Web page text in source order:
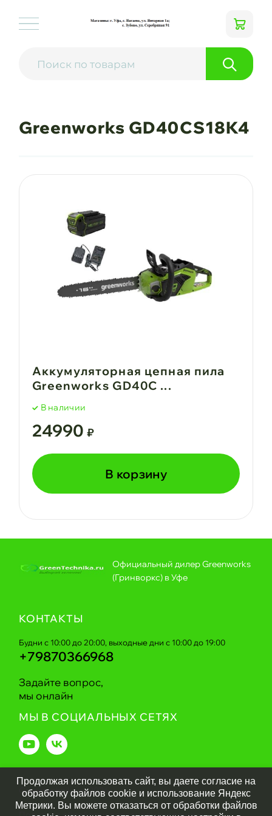
Greenworks GD40CS18K4
Аккумуляторная цепная пила
Greenworks GD40C ...
В наличии
24990 ₽
В корзину
Официальный дилер Greenworks
(Гринворкс) в Уфе
КОНТАКТЫ
Будни с 10:00 до 20:00, выходные дни с 10:00 до 19:00
+79870366968
Задайте вопрос,
мы онлайн
МЫ В СОЦИАЛЬНЫХ СЕТЯХ
Greentechnika.ru2026
Продолжая использовать сайт, вы даете согласие на
обработку файлов cookie и использование Яндекс
Метрики. Вы можете отказаться от обработки файлов